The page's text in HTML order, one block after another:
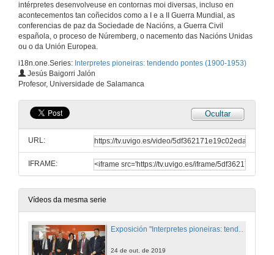
intérpretes desenvolveuse en contornas moi diversas, incluso en
acontecementos tan coñecidos como a I e a II Guerra Mundial, as
conferencias de paz da Sociedade de Nacións, a Guerra Civil
española, o proceso de Núremberg, o nacemento das Nacións Unidas
ou o da Unión Europea.
i18n.one.Series: Interpretes pioneiras: tendendo pontes (1900-1953)
Jesús Baigorri Jalón
Profesor, Universidade de Salamanca
Ocultar
URL:
IFRAME:
Vídeos da mesma serie
Exposición "Interpretes pioneiras: tendendo pontes (1900-1953)"
24 de out. de 2019